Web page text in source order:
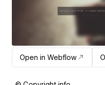
Open in Webflow